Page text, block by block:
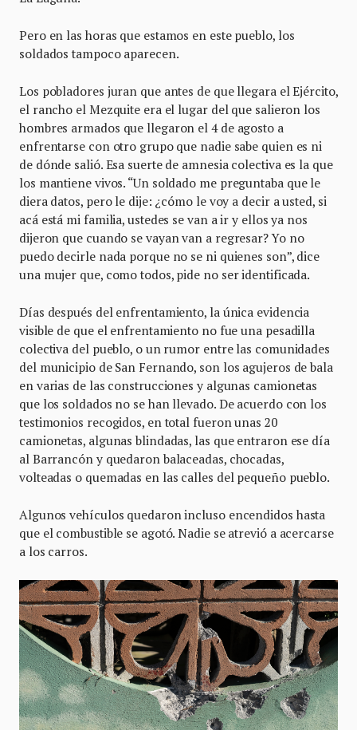
Pero en las horas que estamos en este pueblo, los
soldados tampoco aparecen.
Los pobladores juran que antes de que llegara el Ejército,
el rancho el Mezquite era el lugar del que salieron los
hombres armados que llegaron el 4 de agosto a
enfrentarse con otro grupo que nadie sabe quien es ni
de dónde salió. Esa suerte de amnesia colectiva es la que
los mantiene vivos. “Un soldado me preguntaba que le
diera datos, pero le dije: ¿cómo le voy a decir a usted, si
acá está mi familia, ustedes se van a ir y ellos ya nos
dijeron que cuando se vayan van a regresar? Yo no
puedo decirle nada porque no se ni quienes son”, dice
una mujer que, como todos, pide no ser identificada.
Días después del enfrentamiento, la única evidencia
visible de que el enfrentamiento no fue una pesadilla
colectiva del pueblo, o un rumor entre las comunidades
del municipio de San Fernando, son los agujeros de bala
en varias de las construcciones y algunas camionetas
que los soldados no se han llevado. De acuerdo con los
testimonios recogidos, en total fueron unas 20
camionetas, algunas blindadas, las que entraron ese día
al Barrancón y quedaron balaceadas, chocadas,
volteadas o quemadas en las calles del pequeño pueblo.
Algunos vehículos quedaron incluso encendidos hasta
que el combustible se agotó. Nadie se atrevió a acercarse
a los carros.